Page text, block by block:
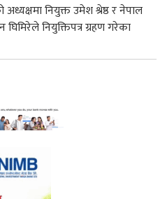
नियुक्त उमेश श्रेष्ठ र नेपाल
घिमिरेले नियुक्तिपत्र ग्रहण गरेका